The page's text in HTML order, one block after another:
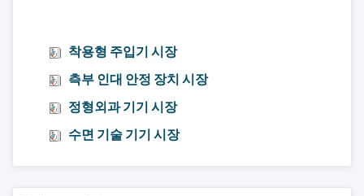
착용형 주입기 시장
측부 인대 안정 장치 시장
정형외과 기기 시장
수면 기술 기기 시장